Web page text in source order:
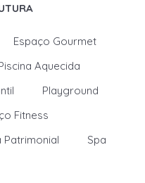
Espaço Gourmet
Aquecida
Playground
Fitness
Patrimonial
Spa